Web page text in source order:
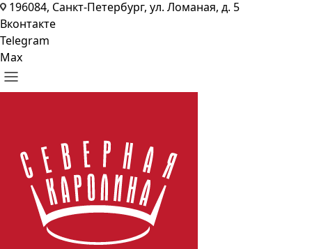
196084, Санкт-Петербург, ул. Ломаная, д. 5
Вконтакте
Telegram
Max